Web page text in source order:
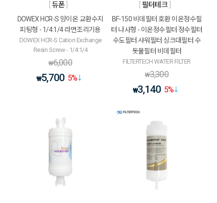
듀폰
DOWEX HCR-S 양이온 교환수지
피팅형 - 1/4:1/4 라면조리기용
DOWEX HCR-S Cation Exchange
Resin Screw - 1/4:1/4
₩6,000
₩5,700 5%
필터테크
BF-150 비데필터 호환 이온정수필
터 나사형 - 이온정수필터 정수필터
수도필터 샤워필터 싱크대필터 수
돗물필터 비데필터
FILTERTECH WATER FILTER
₩3,300
₩3,140 5%